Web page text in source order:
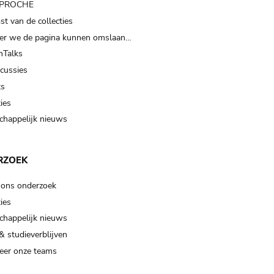
van de collecties
we de pagina kunnen omslaan…
nieuws
onderzoek
nieuws
studieverblijven
onze teams